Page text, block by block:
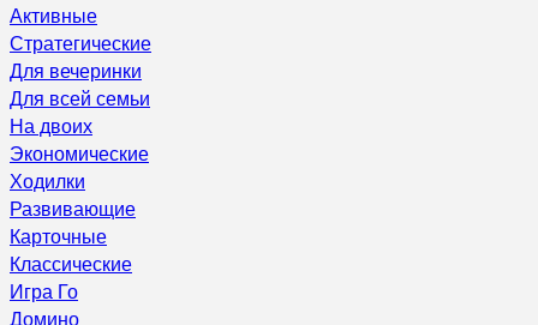
Активные
Стратегические
Для вечеринки
Для всей семьи
На двоих
Экономические
Ходилки
Развивающие
Карточные
Классические
Игра Го
Домино